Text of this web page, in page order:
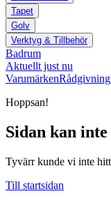
Tapet
Golv
Verktyg & Tillbehör
Badrum
Aktuellt just nu
VarumärkenRådgivning
Hoppsan!
Sidan kan
Tyvärr kunde vi inte
Till startsidan